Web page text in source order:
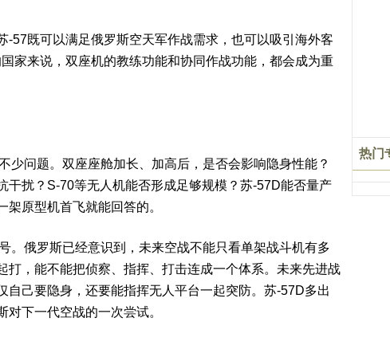
-57既可以满足俄罗斯空天军作战需求，也可以吸引海外客
家来说，双座机的教练功能和协同作战功能，都会成为重
少问题。双座座舱加长、加高后，是否会影响隐身性能？
干扰？S-70等无人机能否形成足够规模？苏-57D能否量产
原型机首飞就能回答的。
。俄罗斯已经意识到，未来空战不能只看单架战斗机有多
打，能不能把侦察、指挥、打击连成一个体系。未来先进战
自己要隐身，还要能指挥无人平台一起突防。苏-57D多出
下一代空战的一次尝试。
热门